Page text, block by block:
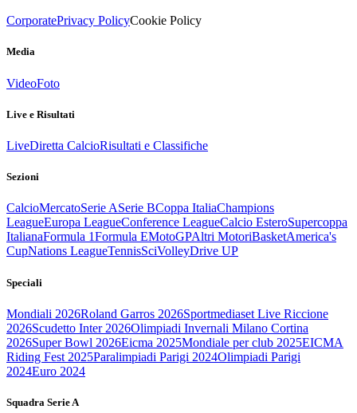
CorporatePrivacy PolicyCookie Policy
Media
VideoFoto
Live e Risultati
LiveDiretta CalcioRisultati e Classifiche
Sezioni
CalcioMercatoSerie ASerie BCoppa ItaliaChampions
LeagueEuropa LeagueConference LeagueCalcio EsteroSupercoppa
ItalianaFormula 1Formula EMotoGPAltri MotoriBasketAmerica's
CupNations LeagueTennisSciVolleyDrive UP
Speciali
Mondiali 2026Roland Garros 2026Sportmediaset Live Riccione
2026Scudetto Inter 2026Olimpiadi Invernali Milano Cortina
2026Super Bowl 2026Eicma 2025Mondiale per club 2025EICMA
Riding Fest 2025Paralimpiadi Parigi 2024Olimpiadi Parigi
2024Euro 2024
Squadra Serie A